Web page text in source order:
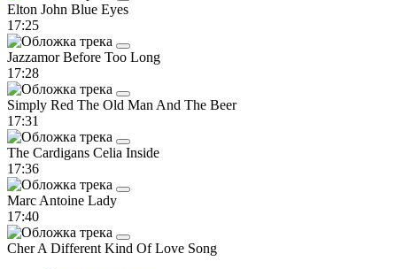
Elton John Blue Eyes
17:25
JazzamorBefore Too Long
17:28
Simply Red The Old Man And The Beer
17:31
The Cardigans Celia Inside
17:36
Marc Antoine Lady
17:40
CherA Different Kind Of Love Song